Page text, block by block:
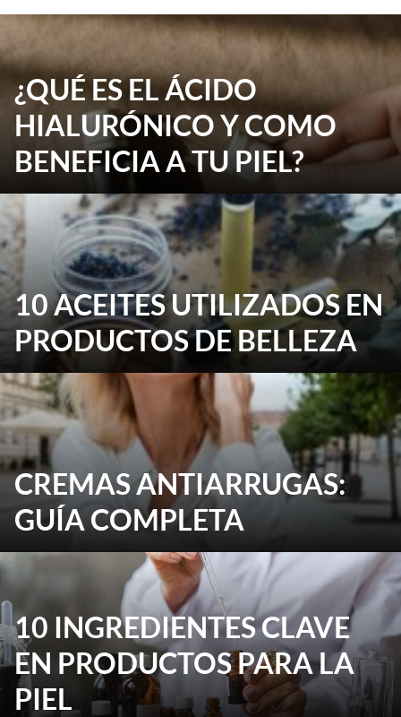
¿QUÉ ES EL ÁCIDO
HIALURÓNICO Y COMO
BENEFICIA A TU PIEL?
10 ACEITES UTILIZADOS EN
PRODUCTOS DE BELLEZA
CREMAS ANTIARRUGAS:
GUÍA COMPLETA
10 INGREDIENTES CLAVE
EN PRODUCTOS PARA LA
PIEL